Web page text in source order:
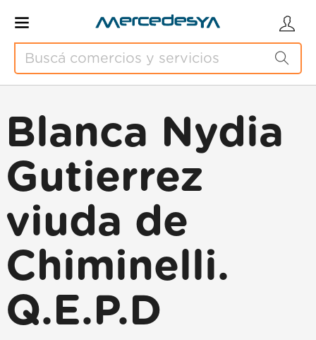
Blanca Nydia
Gutierrez
viuda de
Chiminelli.
Q.E.P.D